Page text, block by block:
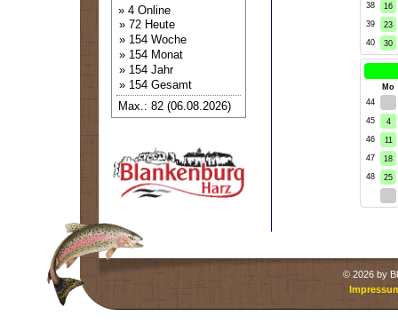
» 4 Online
» 72 Heute
» 154 Woche
» 154 Monat
» 154 Jahr
» 154 Gesamt
Max.: 82 (06.08.2026)
38 16
39 23
40 30
Mo
44
45 4
46 11
47 18
48 25
© 2026 by